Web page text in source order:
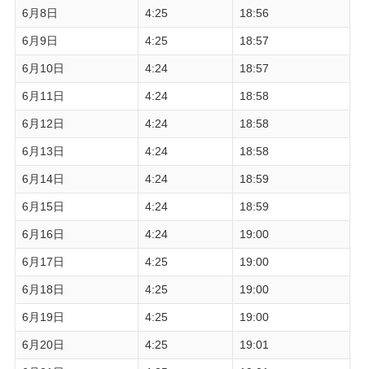
6月8日 4:25 18:56
6月9日 4:25 18:57
6月10日 4:24 18:57
6月11日 4:24 18:58
6月12日 4:24 18:58
6月13日 4:24 18:58
6月14日 4:24 18:59
6月15日 4:24 18:59
6月16日 4:24 19:00
6月17日 4:25 19:00
6月18日 4:25 19:00
6月19日 4:25 19:00
6月20日 4:25 19:01